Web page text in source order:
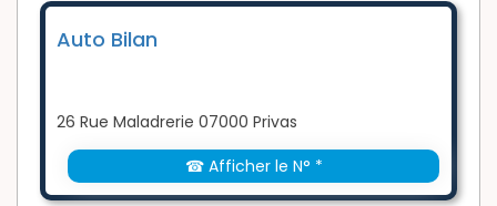
Auto Bilan
26 Rue Maladrerie 07000 Privas
☎ Afficher le N° *